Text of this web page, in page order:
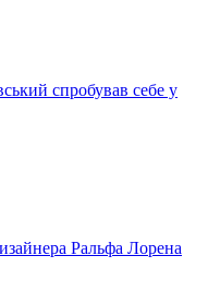
спробував себе у
Ральфа Лорена